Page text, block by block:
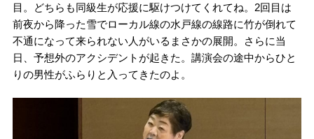
目。どちらも同級生が応援に駆けつけてくれてね。2回目は
前夜から降った雪でローカル線の水戸線の線路に竹が倒れて
不通になって来られない人がいるまさかの展開。さらに当
日、予想外のアクシデントが起きた。講演会の途中からひと
りの男性がふらりと入ってきたのよ。